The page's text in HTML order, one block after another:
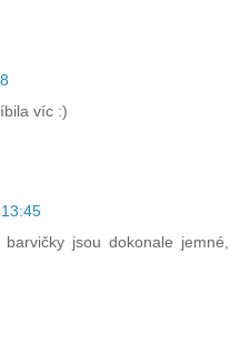
víc :)
jsou dokonale jemné,